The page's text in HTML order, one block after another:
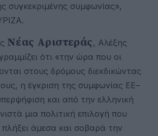
συγκεκριμένης συμφωνίας»,
Νέας Αριστεράς , Αλέξης
ότι «την ώρα που οι
στους δρόμους διεκδικώντας
η έγκριση της συμφωνίας ΕΕ–
και από την ελληνική
μια πολιτική επιλογή που
άμεσα και σοβαρά την